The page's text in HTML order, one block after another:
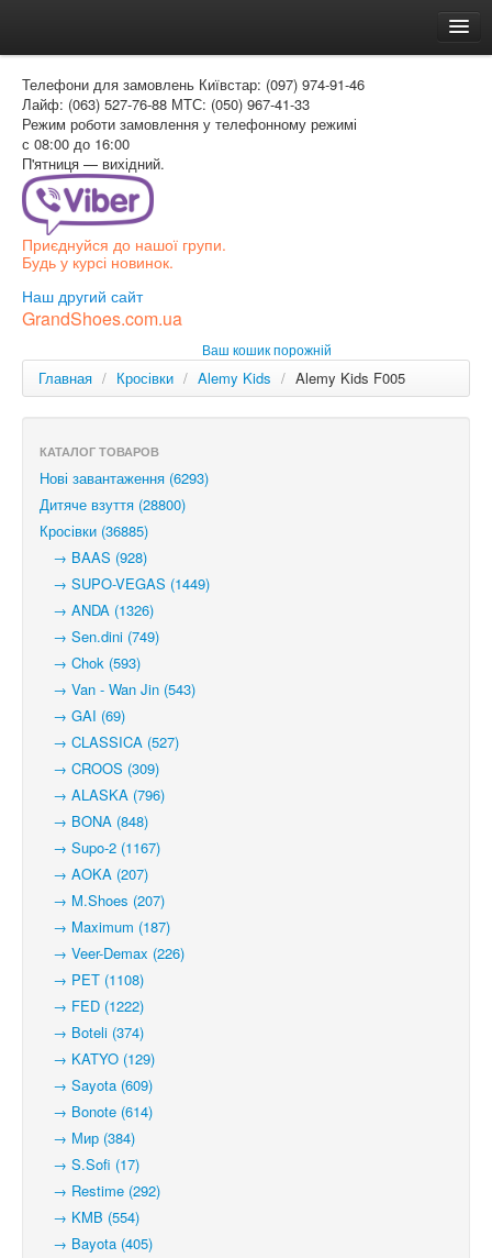
Доставка и оплата
Как заказать
Контакти
Таблиця розмірів
Вхід для покупця
РОС
Телефони для замовлень Київстар: (097) 974-91-46
Лайф: (063) 527-76-88 МТС: (050) 967-41-33
Режим роботи замовлення у телефонному режимі
с 08:00 до 16:00
П'ятниця — вихідний.
Приєднуйся до нашої групи.
Будь у курсі новинок.
Наш другий сайт
GrandShoes.com.ua
Ваш кошик порожній
Главная / Кросівки / Alemy Kids / Alemy Kids F005
КАТАЛОГ ТОВАРОВ
Нові завантаження (6293)
Дитяче взуття (28800)
Кросівки (36885)
→ BAAS (928)
→ SUPO-VEGAS (1449)
→ ANDA (1326)
→ Sen.dini (749)
→ Chok (593)
→ Van - Wan Jin (543)
→ GAI (69)
→ CLASSICA (527)
→ CROOS (309)
→ ALASKA (796)
→ BONA (848)
→ Supo-2 (1167)
→ AOKA (207)
→ M.Shoes (207)
→ Maximum (187)
→ Veer-Demax (226)
→ PET (1108)
→ FED (1222)
→ Boteli (374)
→ KATYO (129)
→ Sayota (609)
→ Bonote (614)
→ Мир (384)
→ S.Sofi (17)
→ Restime (292)
→ KMB (554)
→ Bayota (405)